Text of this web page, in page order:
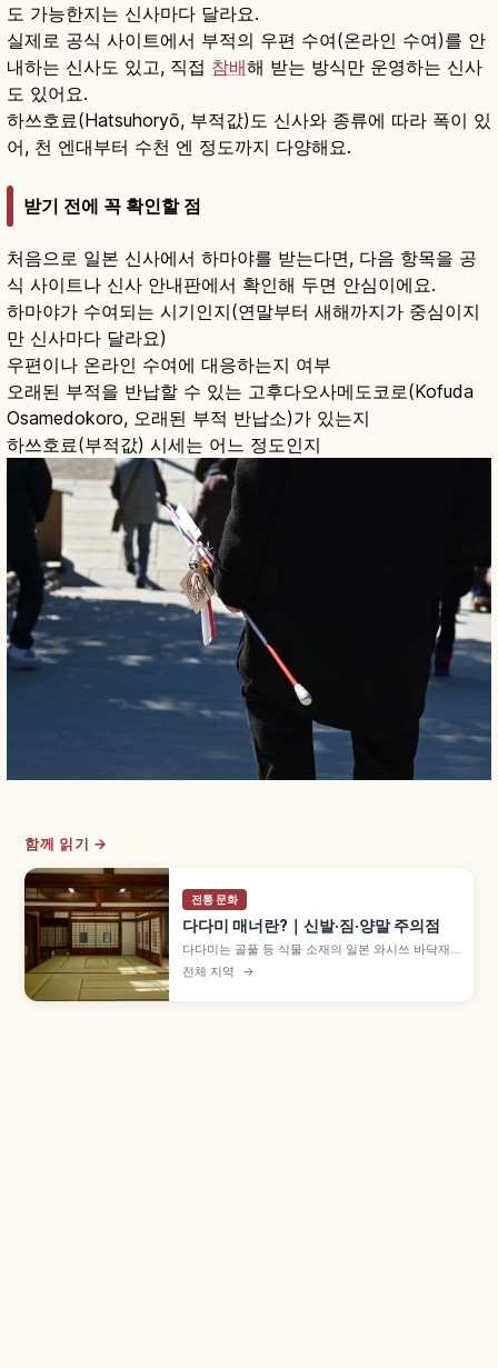
도 가능한지는 신사마다 달라요.
실제로 공식 사이트에서 부적의 우편 수여(온라인 수여)를 안
내하는 신사도 있고, 직접 참배해 받는 방식만 운영하는 신사
도 있어요.
하쓰호료(Hatsuhoryō, 부적값)도 신사와 종류에 따라 폭이 있
어, 천 엔대부터 수천 엔 정도까지 다양해요.
받기 전에 꼭 확인할 점
처음으로 일본 신사에서 하마야를 받는다면, 다음 항목을 공
식 사이트나 신사 안내판에서 확인해 두면 안심이에요.
하마야가 수여되는 시기인지(연말부터 새해까지가 중심이지
만 신사마다 달라요)
우편이나 온라인 수여에 대응하는지 여부
오래된 부적을 반납할 수 있는 고후다오사메도코로(Kofuda
Osamedokoro, 오래된 부적 반납소)가 있는지
하쓰호료(부적값) 시세는 어느 정도인지
함께 읽기 →
전통 문화
다다미 매너란?｜신발·짐·양말 주의점
다다미는 골풀 등 식물 소재의 일본 와시쓰 바닥재
로, 헤이안 귀족의 깔개에서 무로마치 시대 이후 방
전체로 확산되었습니다. 신발을 가지런히 두는 매
너, 다다미베리와 캐리어 바퀴, 음료 엎질러짐 주의
전체 지역 →